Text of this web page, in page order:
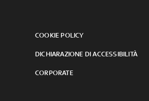
COOKIE POLICY
DICHIARAZIONE DI ACCESSIBILITÀ
CORPORATE